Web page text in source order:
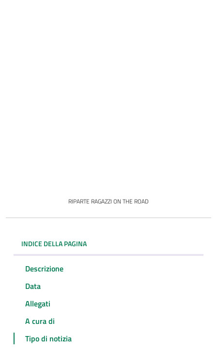
RIPARTE RAGAZZI ON THE ROAD
INDICE DELLA PAGINA
Descrizione
Data
Allegati
A cura di
Tipo di notizia